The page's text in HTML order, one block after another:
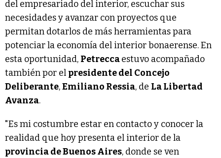
del empresariado del interior, escuchar sus
necesidades y avanzar con proyectos que
permitan dotarlos de más herramientas para
potenciar la economía del interior bonaerense. En
esta oportunidad, Petreccaestuvo acompañado
también por el presidente del Concejo
Deliberante,Emiliano Ressia, de La Libertad
Avanza.
"Es mi costumbre estar en contacto y conocer la
realidad que hoy presenta el interior de la
provincia de Buenos Aires, donde se ven